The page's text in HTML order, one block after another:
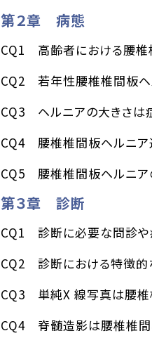
第２章 病態
CQ1 高齢者における腰椎
CQ2 若年性腰椎椎間板ヘ
CQ3 ヘルニアの大きさは
CQ4 腰椎椎間板ヘルニア
CQ5 腰椎椎間板ヘルニア
第３章 診断
CQ1 診断に必要な問診や
CQ2 診断における特徴的
CQ3 単純X 線写真は腰椎
CQ4 脊髄造影は腰椎椎間